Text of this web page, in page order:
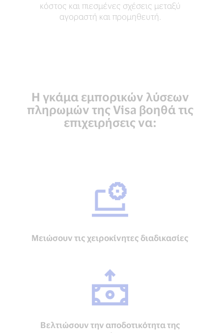
κόστος και πιεσμένες σχέσεις μεταξύ
αγοραστή και προμηθευτή.
Η γκάμα εμπορικών λύσεων
πληρωμών της Visa βοηθά τις
επιχειρήσεις να:
Μειώσουν τις χειροκίνητες διαδικασίες
Βελτιώσουν την αποδοτικότητα της